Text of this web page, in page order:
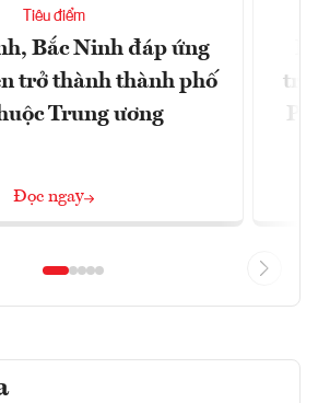
Tiêu điểm
Bắc Ninh đáp ứng
trở thành thành phố
Trung ương
Đọc ngay